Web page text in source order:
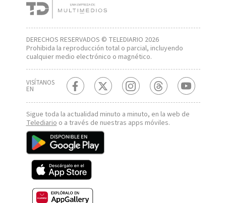
DERECHOS RESERVADOS © TELEDIARIO 2026
Prohibida la reproducción total o parcial, incluyendo
cualquier medio electrónico o magnético.
VISÍTANOS
EN
Sigue toda la actualidad minuto a minuto, en la web de
Telediarioo a través de nuestras apps móviles.